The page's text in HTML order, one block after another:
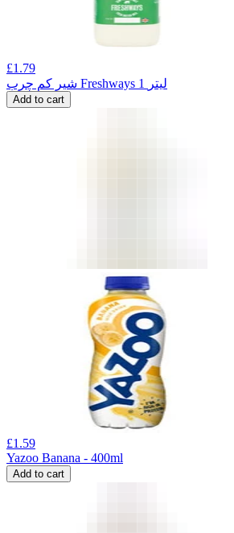
£1.79
شیر کم چرب Freshways 1 لیتر
Add to cart
£1.59
Yazoo Banana - 400ml
Add to cart